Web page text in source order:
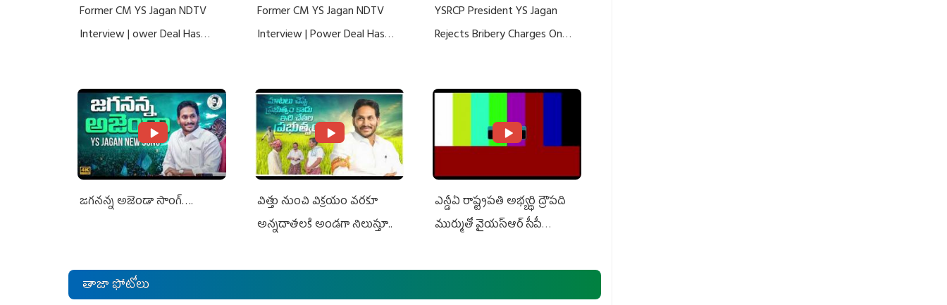
Former CM YS Jagan NDTV
Interview | ower Deal Has
Former CM YS Jagan NDTV
Interview | Power Deal Has
YSRCP President YS Jagan
Rejects Bribery Charges On
జగనన్న అజెండా సాంగ్….
విత్తు నుంచి విక్రయం వరకూ
అన్నదాతలకి అండగా నిలుస్తూ..
ఎన్డీఏ రాష్ట్ర‌ప‌తి అభ్య‌ర్థి ద్రౌప‌ది
ముర్ముతో వైయ‌స్ఆర్ సీపీ
ఎమ్మెల్యేలు, ఎంపీల స‌మావేశం
తాజా ఫోటోలు